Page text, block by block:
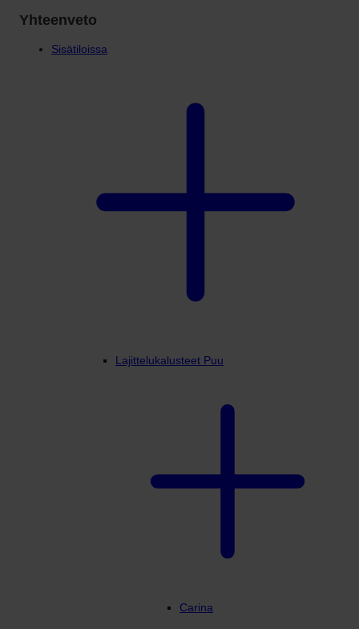
Yhteenveto
Sisätiloissa
Lajittelukalusteet Puu
Carina